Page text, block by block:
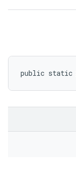
public static